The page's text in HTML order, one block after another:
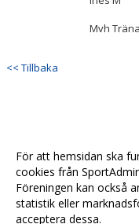
Mvh
<< Tillbaka
För att hemsidan ska
cookies från
Föreningen kan också
statistik eller
acceptera dessa.